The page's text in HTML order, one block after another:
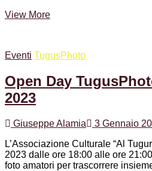
View MoreAperiPhoto
Tugurio
27.10.2023
Eventi TugusPhoto
Open Day
2023
Giuseppe Alamia
3 Gennaio
L’Associazione Culturale “Al
2023 dalle ore 18:00 alle ore
foto amatori per trascorrere